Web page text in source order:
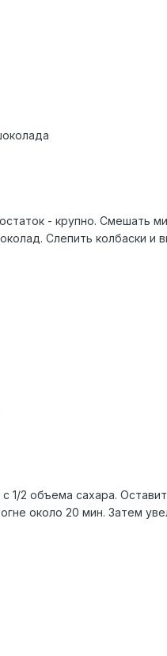
- крупно. Смешать
Слепить колбаски и
1/2 объема сахара.
около 20 мин. Затем